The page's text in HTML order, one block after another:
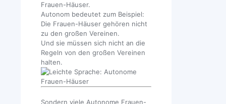
Frauen-Häuser.
Autonom bedeutet zum Beispiel:
Die Frauen-Häuser gehören nicht
zu den großen Vereinen.
Und sie müssen sich nicht an die
Regeln von den großen Vereinen
halten.
Sondern viele Autonome Frauen-